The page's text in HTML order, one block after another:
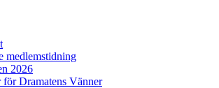
medlemstidning
2026
för Dramatens Vänner